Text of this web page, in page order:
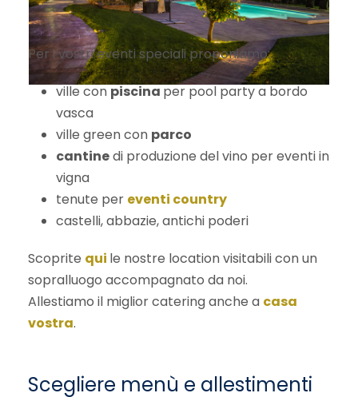
Per i vostri eventi speciali proponiamo:
ville con piscina per pool party a bordo
vasca
ville green con parco
cantinedi produzione del vino per eventi in
vigna
tenute per eventi country
castelli, abbazie, antichi poderi
Scoprite qui le nostre location visitabili con un
sopralluogo accompagnato da noi.
Allestiamo il miglior catering anche a casa
vostra.
Scegliere menù e allestimenti